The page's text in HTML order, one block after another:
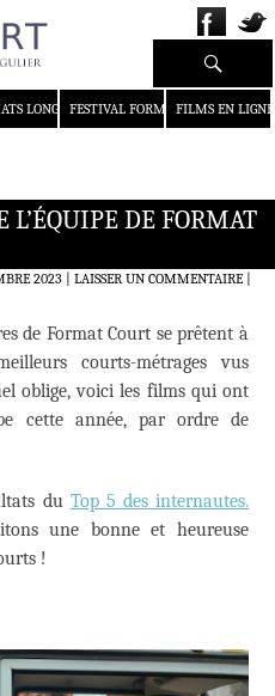
LONGS FESTIVAL FORMAT COURT
FILMS EN LIGNE
Recherche
L’ÉQUIPE DE FORMAT
2023 LAISSER UN COMMENTAIRE|
de Format Court se prêtent à
courts-métrages vus
oblige, voici les films qui ont
cette année, par ordre de
du Top 5 des internautes.
une bonne et heureuse
!